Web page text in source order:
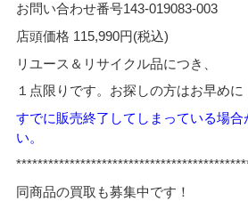
お問い合わせ番号143-019083-003
店頭価格 115,990円(税込)
リユース＆リサイクル品につき、
１点限りです。お探しの方はお早めに
すでに販売終了してし まっている場
い。
*****
同商品の買取も募集中です！